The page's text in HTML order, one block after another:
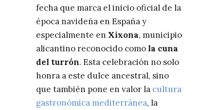
fecha que marca el inicio oficial de la
época navideña en España y
especialmente en Xixona, municipio
alicantino reconocido comola cuna
del turrón. Esta celebración no solo
honra a este dulce ancestral, sino
que también pone en valor la cultura
gastronómica mediterránea, la